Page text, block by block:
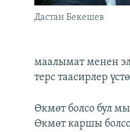
Дастан Бекешев
маалымат менен
терс таасирлер
Өкмөт болсо бул
Өкмөт каршы